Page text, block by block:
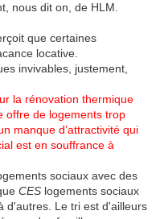
nous dit on, de HLM.
que certaines
locative.
invivables, justement,
la rénovation thermique
offre de logements trop
manque d’attractivité qui
est en souffrance à
sociaux avec des
CES logements sociaux
d'autres. Le tri est d'ailleurs